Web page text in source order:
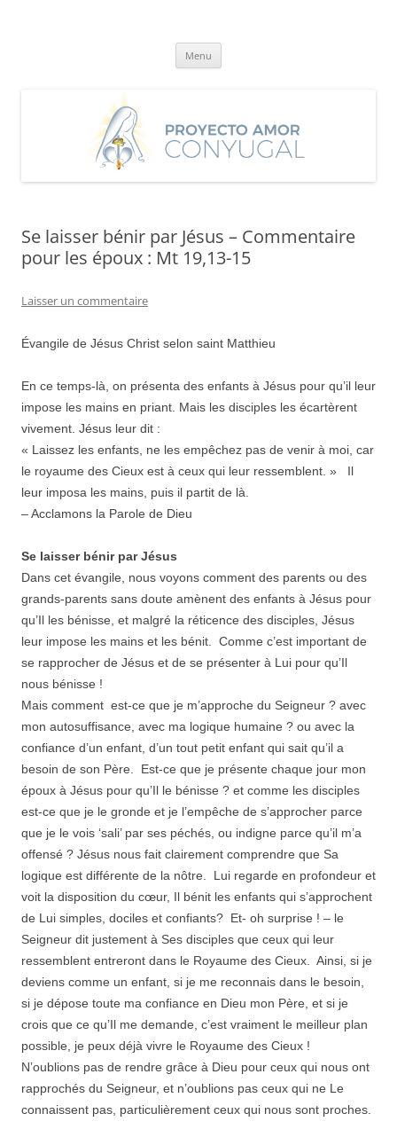
Menu
Se laisser bénir par Jésus – Commentaire
pour les époux : Mt 19,13-15
Laisser un commentaire
Évangile de Jésus Christ selon saint Matthieu
En ce temps-là, on présenta des enfants à Jésus pour qu’il leur
impose les mains en priant. Mais les disciples les écartèrent
vivement. Jésus leur dit :
« Laissez les enfants, ne les empêchez pas de venir à moi, car
le royaume des Cieux est à ceux qui leur ressemblent. » Il
leur imposa les mains, puis il partit de là.
– Acclamons la Parole de Dieu
Se laisser bénir par Jésus
Dans cet évangile, nous voyons comment des parents ou des
grands-parents sans doute amènent des enfants à Jésus pour
qu’Il les bénisse, et malgré la réticence des disciples, Jésus
leur impose les mains et les bénit. Comme c’est important de
se rapprocher de Jésus et de se présenter à Lui pour qu’Il
nous bénisse !
Mais comment est-ce que je m’approche du Seigneur ? avec
mon autosuffisance, avec ma logique humaine ? ou avec la
confiance d’un enfant, d’un tout petit enfant qui sait qu’il a
besoin de son Père. Est-ce que je présente chaque jour mon
époux à Jésus pour qu’Il le bénisse ? et comme les disciples
est-ce que je le gronde et je l’empêche de s’approcher parce
que je le vois ‘sali’ par ses péchés, ou indigne parce qu’il m’a
offensé ? Jésus nous fait clairement comprendre que Sa
logique est différente de la nôtre. Lui regarde en profondeur et
voit la disposition du cœur, Il bénit les enfants qui s’approchent
de Lui simples, dociles et confiants? Et- oh surprise ! – le
Seigneur dit justement à Ses disciples que ceux qui leur
ressemblent entreront dans le Royaume des Cieux. Ainsi, si je
deviens comme un enfant, si je me reconnais dans le besoin,
si je dépose toute ma confiance en Dieu mon Père, et si je
crois que ce qu’Il me demande, c’est vraiment le meilleur plan
possible, je peux déjà vivre le Royaume des Cieux !
N’oublions pas de rendre grâce à Dieu pour ceux qui nous ont
rapprochés du Seigneur, et n’oublions pas ceux qui ne Le
connaissent pas, particulièrement ceux qui nous sont proches.